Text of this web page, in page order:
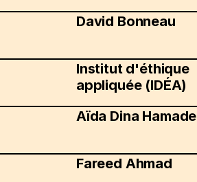
David Bonneau
Institut d'éthique
appliquée (IDÉA)
Aïda Dina Hamade
Fareed Ahmad